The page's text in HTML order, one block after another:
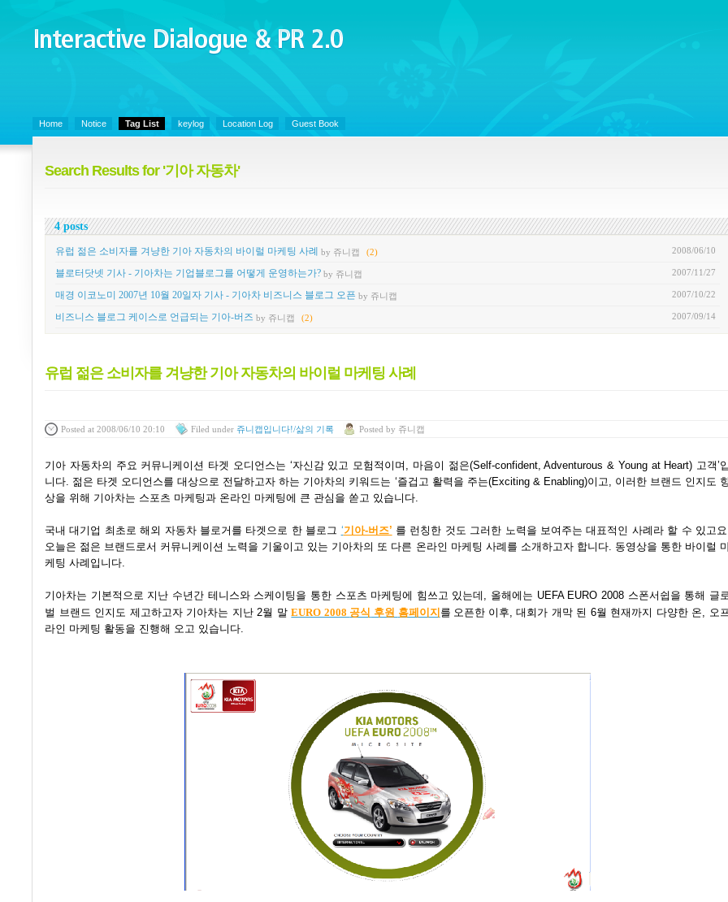
Interactive Dialogue &
PR 2.0
Home Notice Tag List keylog Location Log Guest Book
Search Results for '기아 자동차'
4 posts
2008/06/10
유럽 젊은 소비자를 겨냥한 기아 자동차의 바이럴 마케팅 사례 by 쥬니캡 (2)
2007/11/27
블로터닷넷 기사 - 기아차는 기업블로그를 어떻게 운영하는가? by 쥬니캡
2007/10/22
매경 이코노미 2007년 10월 20일자 기사 - 기아차 비즈니스 블로그 오픈 by 쥬니캡
2007/09/14
비즈니스 블로그 케이스로 언급되는 기아-버즈 by 쥬니캡 (2)
유럽 젊은 소비자를 겨냥한 기아 자동차의 바이럴 마케팅 사례
Posted at 2008/06/10 20:10 Filed under 쥬니캡입니다!/삶의 기록 Posted by 쥬니캡
기아 자동차의 주요 커뮤니케이션 타겟 오디언스는 ‘자신감 있고 모험적이며, 마음이 젊은(Self-confident, Adventurous & Young at Heart) 고객’
니다. 젊은 타겟 오디언스를 대상으로 전달하고자 하는 기아차의 키워드는 ‘즐겁고 활력을 주는(Exciting & Enabling)이고, 이러한 브랜드 인지도
상을 위해 기아차는 스포츠 마케팅과 온라인 마케팅에 큰 관심을 쏟고 있습니다.
국내 대기업 최초로 해외 자동차 블로거를 타겟으로 한 블로그 ‘기아-버즈’ 를 런칭한 것도 그러한 노력을 보여주는 대표적인 사례라 할 수 있고
오늘은 젊은 브랜드로서 커뮤니케이션 노력을 기울이고 있는 기아차의 또 다른 온라인 마케팅 사례를 소개하고자 합니다. 동영상을 통한 바이럴
케팅 사례입니다.
기아차는 기본적으로 지난 수년간 테니스와 스케이팅을 통한 스포츠 마케팅에 힘쓰고 있는데, 올해에는 UEFA EURO 2008 스폰서쉽을 통해 글
벌 브랜드 인지도 제고하고자 기아차는 지난 2월 말 EURO 2008 공식 후원 홈페이지를 오픈한 이후, 대회가 개막 된 6월 현재까지 다양한 온, 오
라인 마케팅 활동을 진행해 오고 있습니다.